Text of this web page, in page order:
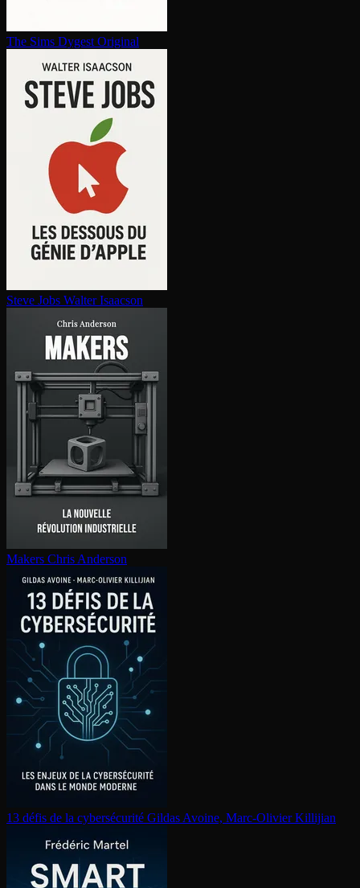
The Sims Dygest Original
Steve Jobs Walter Isaacson
Makers Chris Anderson
13 défis de la cy­ber­sé­cu­ri­té Gildas Avoine, Marc-Olivier Killijian